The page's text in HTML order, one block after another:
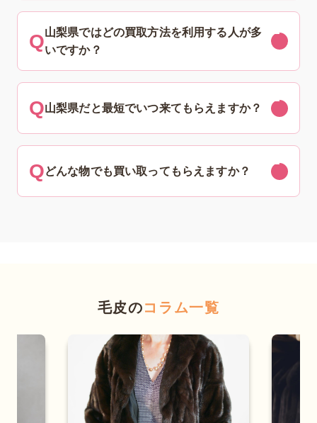
山梨県ではどの買取方法を利用する人が多
いですか？
山梨県だと最短でいつ来てもらえますか？
どんな物でも買い取ってもらえますか？
毛皮のコラム一覧